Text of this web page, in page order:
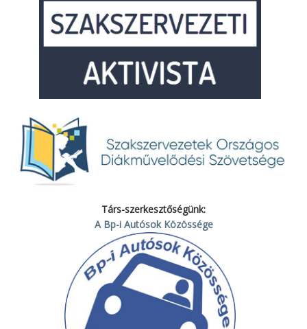
Társ-szerkesztőségünk:
A Bp-i Autósok Közössége